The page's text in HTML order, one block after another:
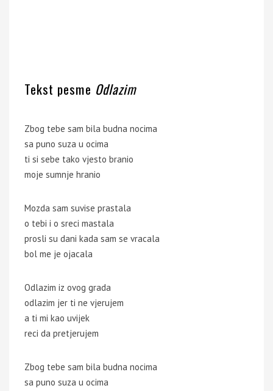
Tekst pesme Odlazim
Zbog tebe sam bila budna nocima
sa puno suza u ocima
ti si sebe tako vjesto branio
moje sumnje hranio
Mozda sam suvise prastala
o tebi i o sreci mastala
prosli su dani kada sam se vracala
bol me je ojacala
Odlazim iz ovog grada
odlazim jer ti ne vjerujem
a ti mi kao uvijek
reci da pretjerujem
Zbog tebe sam bila budna nocima
sa puno suza u ocima